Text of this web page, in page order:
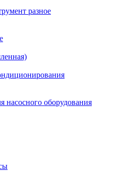
разное
насосного оборудования